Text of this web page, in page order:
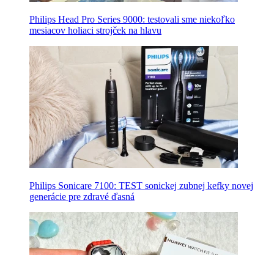
Philips Head Pro Series 9000: testovali sme niekoľko
mesiacov holiaci strojček na hlavu
Philips Sonicare 7100: TEST sonickej zubnej kefky novej
generácie pre zdravé ďasná